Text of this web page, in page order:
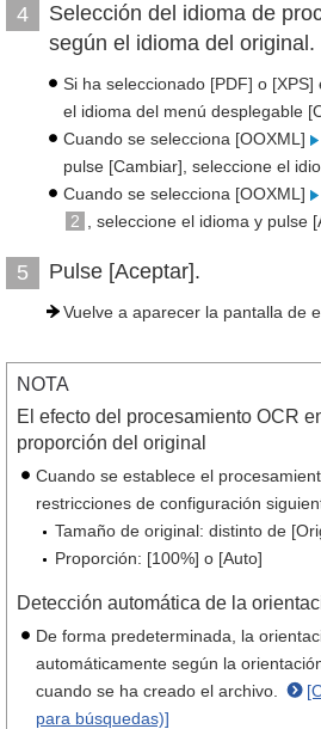
4
Selección del idioma de
según el idioma del original.
Si ha seleccionado [PDF] o [XPS]
el idioma del menú desplegable
Cuando se selecciona [OOXML]
pulse [Cambiar], seleccione el
Cuando se selecciona [OOXML]
2
, seleccione el idioma y pulse
5 Pulse [Aceptar].
Vuelve a aparecer la pantalla de
NOTA
El efecto del procesamiento OCR
proporción del original
Cuando se establece el
restricciones de configuración
Tamaño de original: distinto de
Proporción: [100%] o [Auto]
Detección automática de la
De forma predeterminada, la
automáticamente según la
cuando se ha creado el archivo.
para búsquedas)]